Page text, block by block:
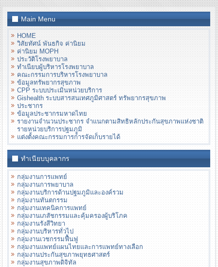
Main Menu
HOME
วิสัยทัศน์ พันธกิจ ค่านิยม
ค่านิยม MOPH
ประวัติโรงพยาบาล
ทำเนียบผู้บริหารโรงพยาบาล
คณะกรรมการบริหารโรงพยาบาล
ข้อมูลทรัพยากรสุขภาพ
CPP ระบบประเมินหน่วยบริการ
Gishealth ระบบสารสนเทศภูมิศาสตร์ ทรัพยากรสุขภาพ
ประชากร
ข้อมูลประชากรมหาดไทย
รายงานจำนวนประชากร จำแนกตามสิทธิหลักประกันสุขภาพแห่งชาติ
รายหน่วยบริการปฐมภููมิ
แต่งตั้งคณะกรรมการการจัดเก็บรายได้
ทำเนียบบุคลากร
กลุ่มงานการแพทย์
กลุ่มงานการพยาบาล
กลุ่มงานบริการด้านปฐมภูมิและองค์รวม
กลุ่มงานทันตกรรม
กลุ่มงานเทคนิคการแพทย์
กลุ่มงานเภสัชกรรมและคุ้มครองผู้บริโภค
กลุ่มงานรังสีวิทยา
กลุ่มงานบริหารทั่วไป
กลุ่มงานเวชกรรมฟื้นฟู
กลุ่มงานแพทย์แผนไทยและการแพทย์ทางเลือก
กลุ่มงานประกันสุขภาพยุทธศาสตร์
กลุ่มงานสุขภาพดิจิทัล